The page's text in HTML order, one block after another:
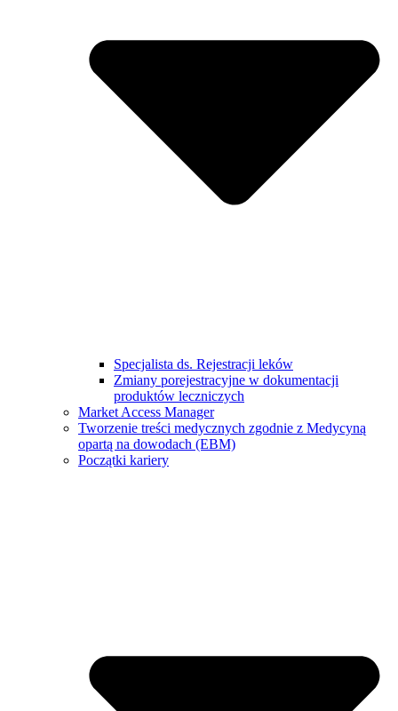
Specjalista ds. Rejestracji leków
Zmiany porejestracyjne w dokumentacji
produktów leczniczych
Market Access Manager
Tworzenie treści medycznych zgodnie z Medycyną
opartą na dowodach (EBM)
Początki kariery